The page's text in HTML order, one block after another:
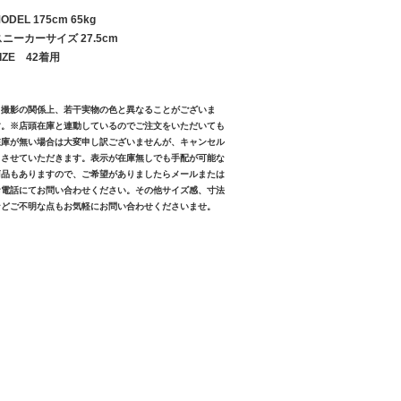
175cm 65kg
ニーカーサイズ 27.5cm
42着用
影の関係上、若干実物の色と異なることがございま
※店頭在庫と連動しているのでご注文をいただいても
が無い場合は大変申し訳ございませんが、キャンセル
せていただきます。表示が在庫無しでも手配が可能な
もありますので、ご希望がありましたらメールまたは
話にてお問い合わせください。その他サイズ感、寸法
ご不明な点もお気軽にお問い合わせくださいませ。